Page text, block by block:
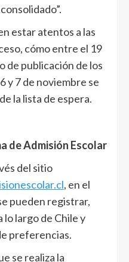
estar atentos a las
cómo entre el 19
de publicación de los
y 7 de noviembre se
la lista de espera.
de Admisión Escolar
del sitio
, en el
pueden registrar,
largo de Chile y
preferencias.
se realiza la